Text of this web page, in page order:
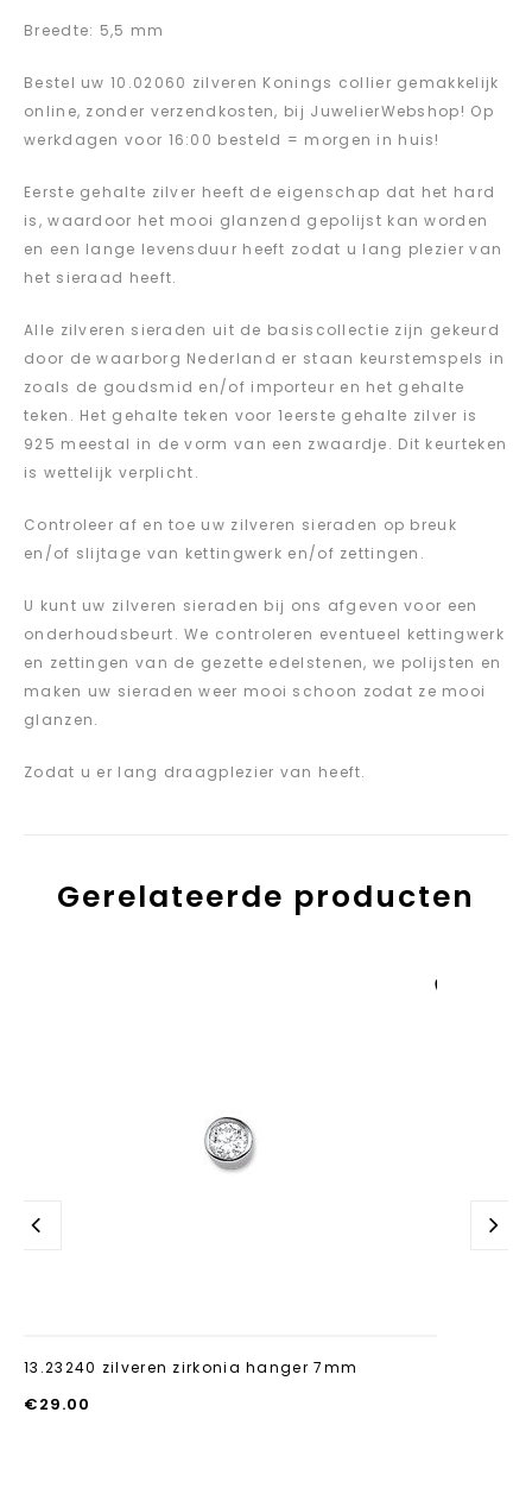
Breedte: 5,5 mm
Bestel uw 10.02060 zilveren Konings collier gemakkelijk
online, zonder verzendkosten, bij JuwelierWebshop! Op
werkdagen voor 16:00 besteld = morgen in huis!
Eerste gehalte zilver heeft de eigenschap dat het hard
is, waardoor het mooi glanzend gepolijst kan worden
en een lange levensduur heeft zodat u lang plezier van
het sieraad heeft.
Alle zilveren sieraden uit de basiscollectie zijn gekeurd
door de waarborg Nederland er staan keurstemspels in
zoals de goudsmid en/of importeur en het gehalte
teken. Het gehalte teken voor 1eerste gehalte zilver is
925 meestal in de vorm van een zwaardje. Dit keurteken
is wettelijk verplicht.
Controleer af en toe uw zilveren sieraden op breuk
en/of slijtage van kettingwerk en/of zettingen.
U kunt uw zilveren sieraden bij ons afgeven voor een
onderhoudsbeurt. We controleren eventueel kettingwerk
en zettingen van de gezette edelstenen, we polijsten en
maken uw sieraden weer mooi schoon zodat ze mooi
glanzen.
Zodat u er lang draagplezier van heeft.
Gerelateerde producten
13.23240 zilveren zirkonia hanger 7mm
€29.00